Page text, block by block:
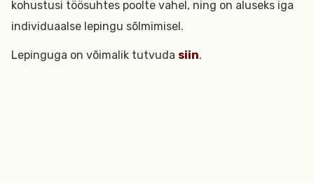
kohustusi töösuhtes poolte vahel, ning on aluseks iga
individuaalse lepingu sõlmimisel.
Lepinguga on võimalik tutvuda siin.